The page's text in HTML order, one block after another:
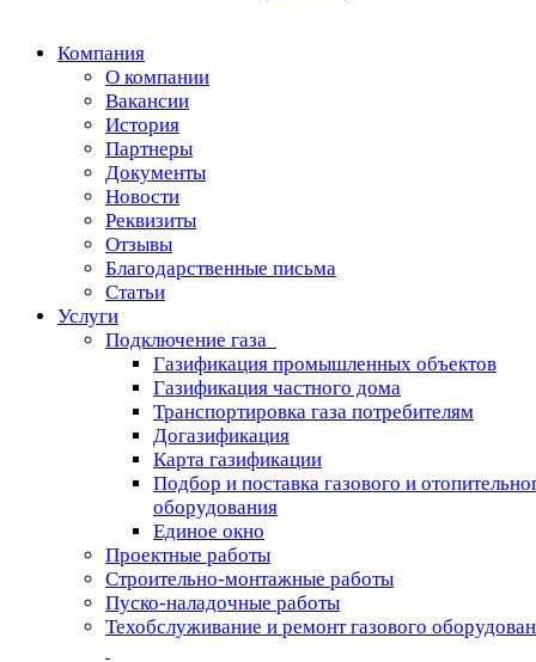
Компания
О компании
Вакансии
История
Партнеры
Документы
Новости
Реквизиты
Отзывы
Благодарственные письма
Статьи
Услуги
Подключение газа
Газификация промышленных объектов
Газификация частного дома
Транспортировка газа потребителям
Догазификация
Карта газификации
Подбор и поставка газового и
оборудования
Единое окно
Проектные работы
Строительно-монтажные работы
Пуско-наладочные работы
Техобслуживание и ремонт газового